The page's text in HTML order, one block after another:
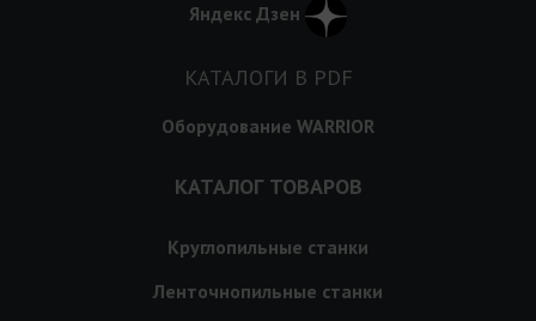
Яндекс Дзен
КАТАЛОГИ В PDF
Оборудование WARRIOR
КАТАЛОГ ТОВАРОВ
Круглопильные станки
Ленточнопильные станки